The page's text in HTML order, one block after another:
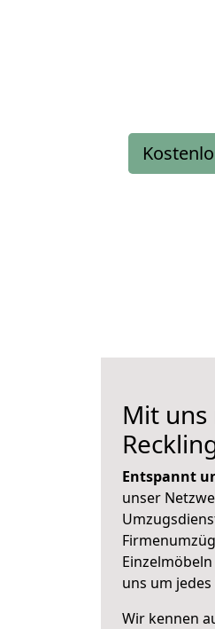
Mit
Entspannt
unser
uns um
Wir kennen